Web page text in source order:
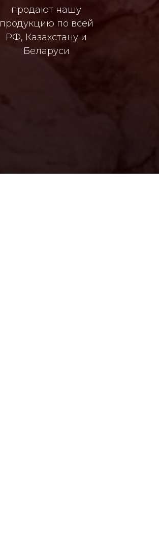
продают нашу
продукцию по всей
РФ, Казахстану и
Беларуси